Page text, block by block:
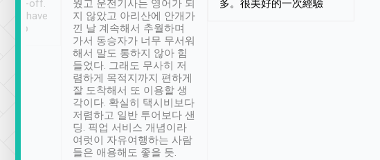
drop-off.
I have
👍
웠고 운전기사는 영어가 되
지 않았고 아리산에 안개가
낀 날 계속해서 추월하며
가서 동승자가 너무 무서워
해서 말도 통하지 않아 힘
들었다. 그래도 무사히 저
렴하게 목적지까지 편하게
잘 도착해서 또 이용할 생
각이다. 확실히 택시비보다
저렴하고 일반 투어보다 샌
딩. 픽업 서비스 개념이라
여럿이 자유여행하는 사람
들은 애용해도 좋을 듯.
多。很美好的一次經驗